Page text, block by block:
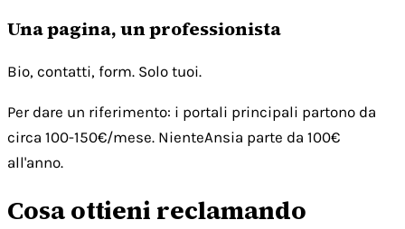
Una pagina, un professionista
Bio, contatti, form. Solo tuoi.
Per dare un riferimento: i portali principali partono da
circa 100-150€/mese. NienteAnsia parte da 100€
all'anno.
Cosa ottieni reclamando